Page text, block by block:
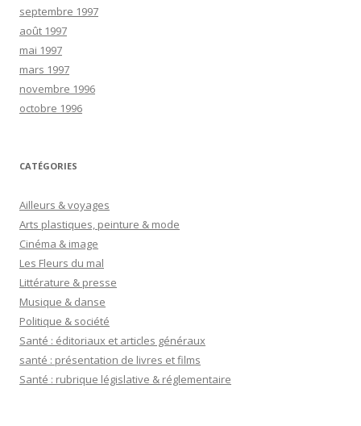
septembre 1997
août 1997
mai 1997
mars 1997
novembre 1996
octobre 1996
CATÉGORIES
Ailleurs & voyages
Arts plastiques, peinture & mode
Cinéma & image
Les Fleurs du mal
Littérature & presse
Musique & danse
Politique & société
Santé : éditoriaux et articles généraux
santé : présentation de livres et films
Santé : rubrique législative & réglementaire